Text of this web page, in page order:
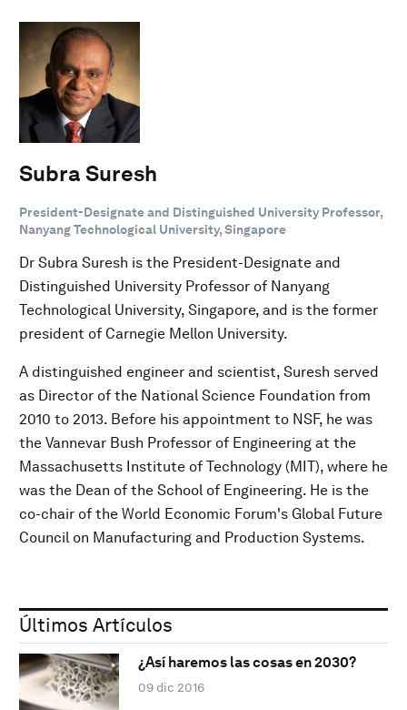
Subra Suresh
President-Designate and Distinguished University Professor,
Nanyang Technological University, Singapore
Dr Subra Suresh is the President-Designate and
Distinguished University Professor of Nanyang
Technological University, Singapore, and is the former
president of Carnegie Mellon University.
A distinguished engineer and scientist, Suresh served
as Director of the National Science Foundation from
2010 to 2013. Before his appointment to NSF, he was
the Vannevar Bush Professor of Engineering at the
Massachusetts Institute of Technology (MIT), where he
was the Dean of the School of Engineering. He is the
co-chair of the World Economic Forum's Global Future
Council on Manufacturing and Production Systems.
Últimos Artículos
¿Así haremos las cosas en 2030?
09 dic 2016